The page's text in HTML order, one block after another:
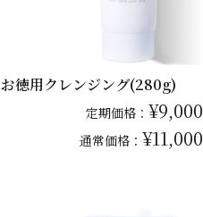
お徳用クレンジング(280g)
定期価格： ¥9,000
通常価格： ¥11,000